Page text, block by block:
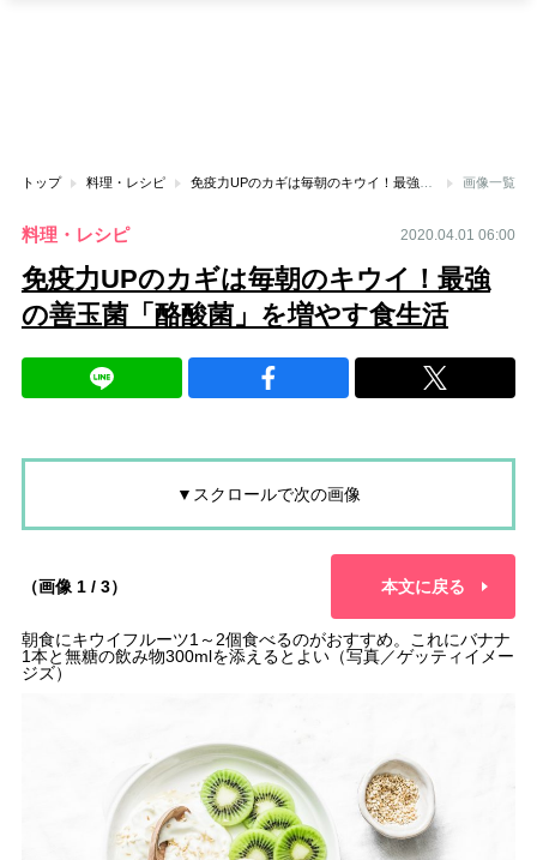
トップ 料理・レシピ 免疫力UPのカギは毎朝のキウイ！最強の善玉菌「酪酸菌」を増やす食生活 画像一覧
料理・レシピ 2020.04.01 06:00
免疫力UPのカギは毎朝のキウイ！最強
の善玉菌「酪酸菌」を増やす食生活
▼スクロールで次の画像
（画像 1 / 3） 本文に戻る
朝食にキウイフルーツ1～2個食べるのがおすすめ。これにバナナ
1本と無糖の飲み物300mlを添えるとよい（写真／ゲッティイメー
ジズ）